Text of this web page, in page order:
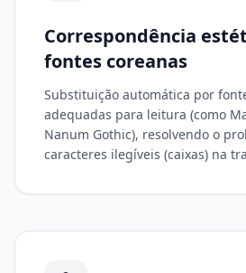
Correspondência
fontes coreanas
Substituição automática por
adequadas para leitura (como
Nanum Gothic), resolvendo o
caracteres ilegíveis (caixas) na